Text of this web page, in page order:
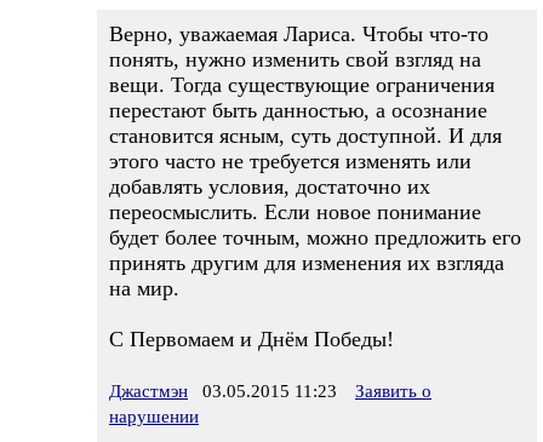
Верно, уважаемая Лариса. Чтобы что-то
понять, нужно изменить свой взгляд на
вещи. Тогда существующие ограничения
перестают быть данностью, а осознание
становится ясным, суть доступной. И для
этого часто не требуется изменять или
добавлять условия, достаточно их
переосмыслить. Если новое понимание
будет более точным, можно предложить его
принять другим для изменения их взгляда
на мир.
С Первомаем и Днём Победы!
Джастмэн 03.05.2015 11:23
Заявить о
нарушении